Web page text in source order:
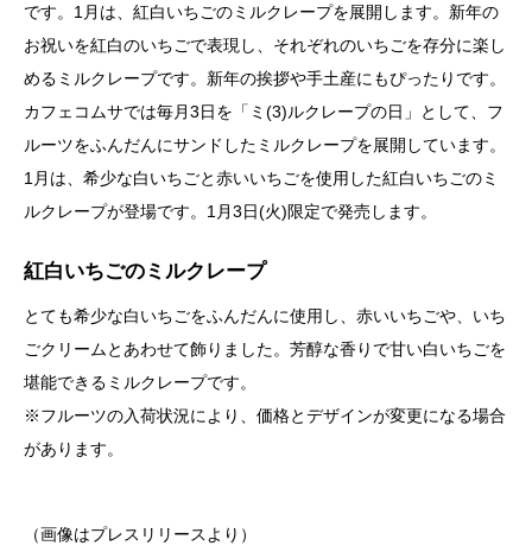
です。1月は、紅白いちごのミルクレープを展開します。新年の
お祝いを紅白のいちごで表現し、それぞれのいちごを存分に楽し
めるミルクレープです。新年の挨拶や手土産にもぴったりです。
カフェコムサでは毎月3日を「ミ(3)ルクレープの日」として、フ
ルーツをふんだんにサンドしたミルクレープを展開しています。
1月は、希少な白いちごと赤いいちごを使用した紅白いちごのミ
ルクレープが登場です。1月3日(火)限定で発売します。
紅白いちごのミルクレープ
とても希少な白いちごをふんだんに使用し、赤いいちごや、いち
ごクリームとあわせて飾りました。芳醇な香りで甘い白いちごを
堪能できるミルクレープです。
※フルーツの入荷状況により、価格とデザインが変更になる場合
があります。
（画像はプレスリリースより）